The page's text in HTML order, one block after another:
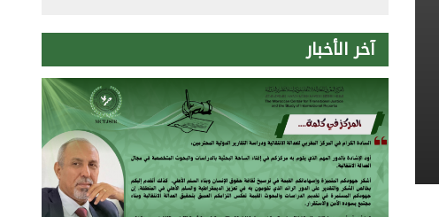
آخر الأخبار